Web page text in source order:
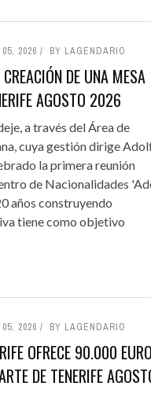
2026 BY LAGENDARIO
DE UNA MESA
AGOSTO 2026
a través del Área de
cuya gestión dirige
la primera reunión
de Nacionalidades
años construyendo
tiene como objetivo
2026 BY LAGENDARIO
OFRECE 90.000
DE TENERIFE